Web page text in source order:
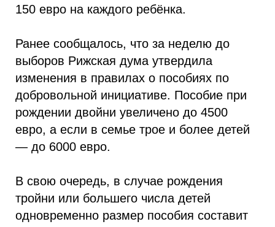
150 евро на каждого ребёнка.
Ранее сообщалось, что за неделю до
выборов Рижская дума утвердила
изменения в правилах о пособиях по
добровольной инициативе. Пособие при
рождении двойни увеличено до 4500
евро, а если в семье трое и более детей
— до 6000 евро.
В свою очередь, в случае рождения
тройни или большего числа детей
одновременно размер пособия составит